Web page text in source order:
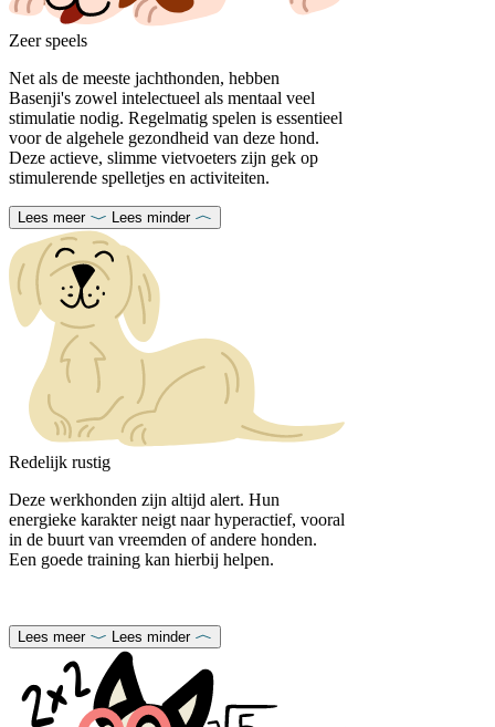
Zeer speels
Net als de meeste jachthonden, hebben
Basenji's zowel intelectueel als mentaal veel
stimulatie nodig. Regelmatig spelen is essentieel
voor de algehele gezondheid van deze hond.
Deze actieve, slimme vietvoeters zijn gek op
stimulerende spelletjes en activiteiten.
Lees meer Lees minder
Redelijk rustig
Deze werkhonden zijn altijd alert. Hun
energieke karakter neigt naar hyperactief, vooral
in de buurt van vreemden of andere honden.
Een goede training kan hierbij helpen.
Lees meer Lees minder